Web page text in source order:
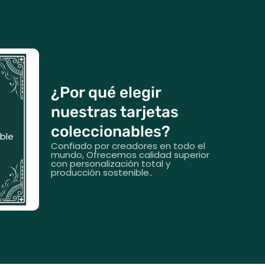
real
¿Por qué elegir
nuestras tarjetas
coleccionables?
Confiado por creadores en todo el
mundo, Ofrecemos calidad superior
con personalización total y
producción sostenible..